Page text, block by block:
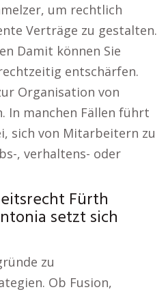
um rechtlich
Verträge zu gestalten.
Damit können Sie
entschärfen.
Organisation von
In manchen Fällen führt
sich von Mitarbeitern zu
, verhaltens- oder
Fürth
setzt sich
zu
Ob Fusion,